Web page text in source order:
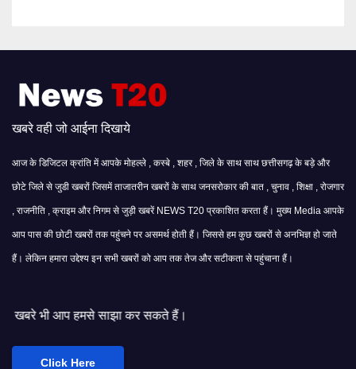
खबरे वही जो आईना दिखाये
आज के डिजिटल क्रांति में आपके मोहल्ले , कस्बे , शहर , जिले के साथ साथ छत्तीसगढ़ के बड़े और
छोटे जिले से जुडी खबरों जिसमें ताजातरीन खबरों के साथ जनसरोकार की बात , चुनाव , शिक्षा , रोजगार
, राजनीति , क्राइम और निगम से जुड़ी खबरें NEWS T20 प्रकाशित करता हैं। मुख्य Media आपके
आप पास की छोटी खबरों तक पहुंचने पर असमर्थ होती हैं। जिससे हम कुछ खबरों से अनभिज्ञ हो जाते
हैं। लेकिन हमारा उद्देश्य इन सभी खबरों को आप तक तेज और सटीकता से पहुंचाना हैं।
साझा कर सकते हैं।
Click Here